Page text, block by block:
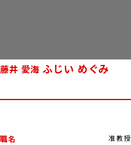
藤井 愛海ふじい めぐみ
職名 准教授